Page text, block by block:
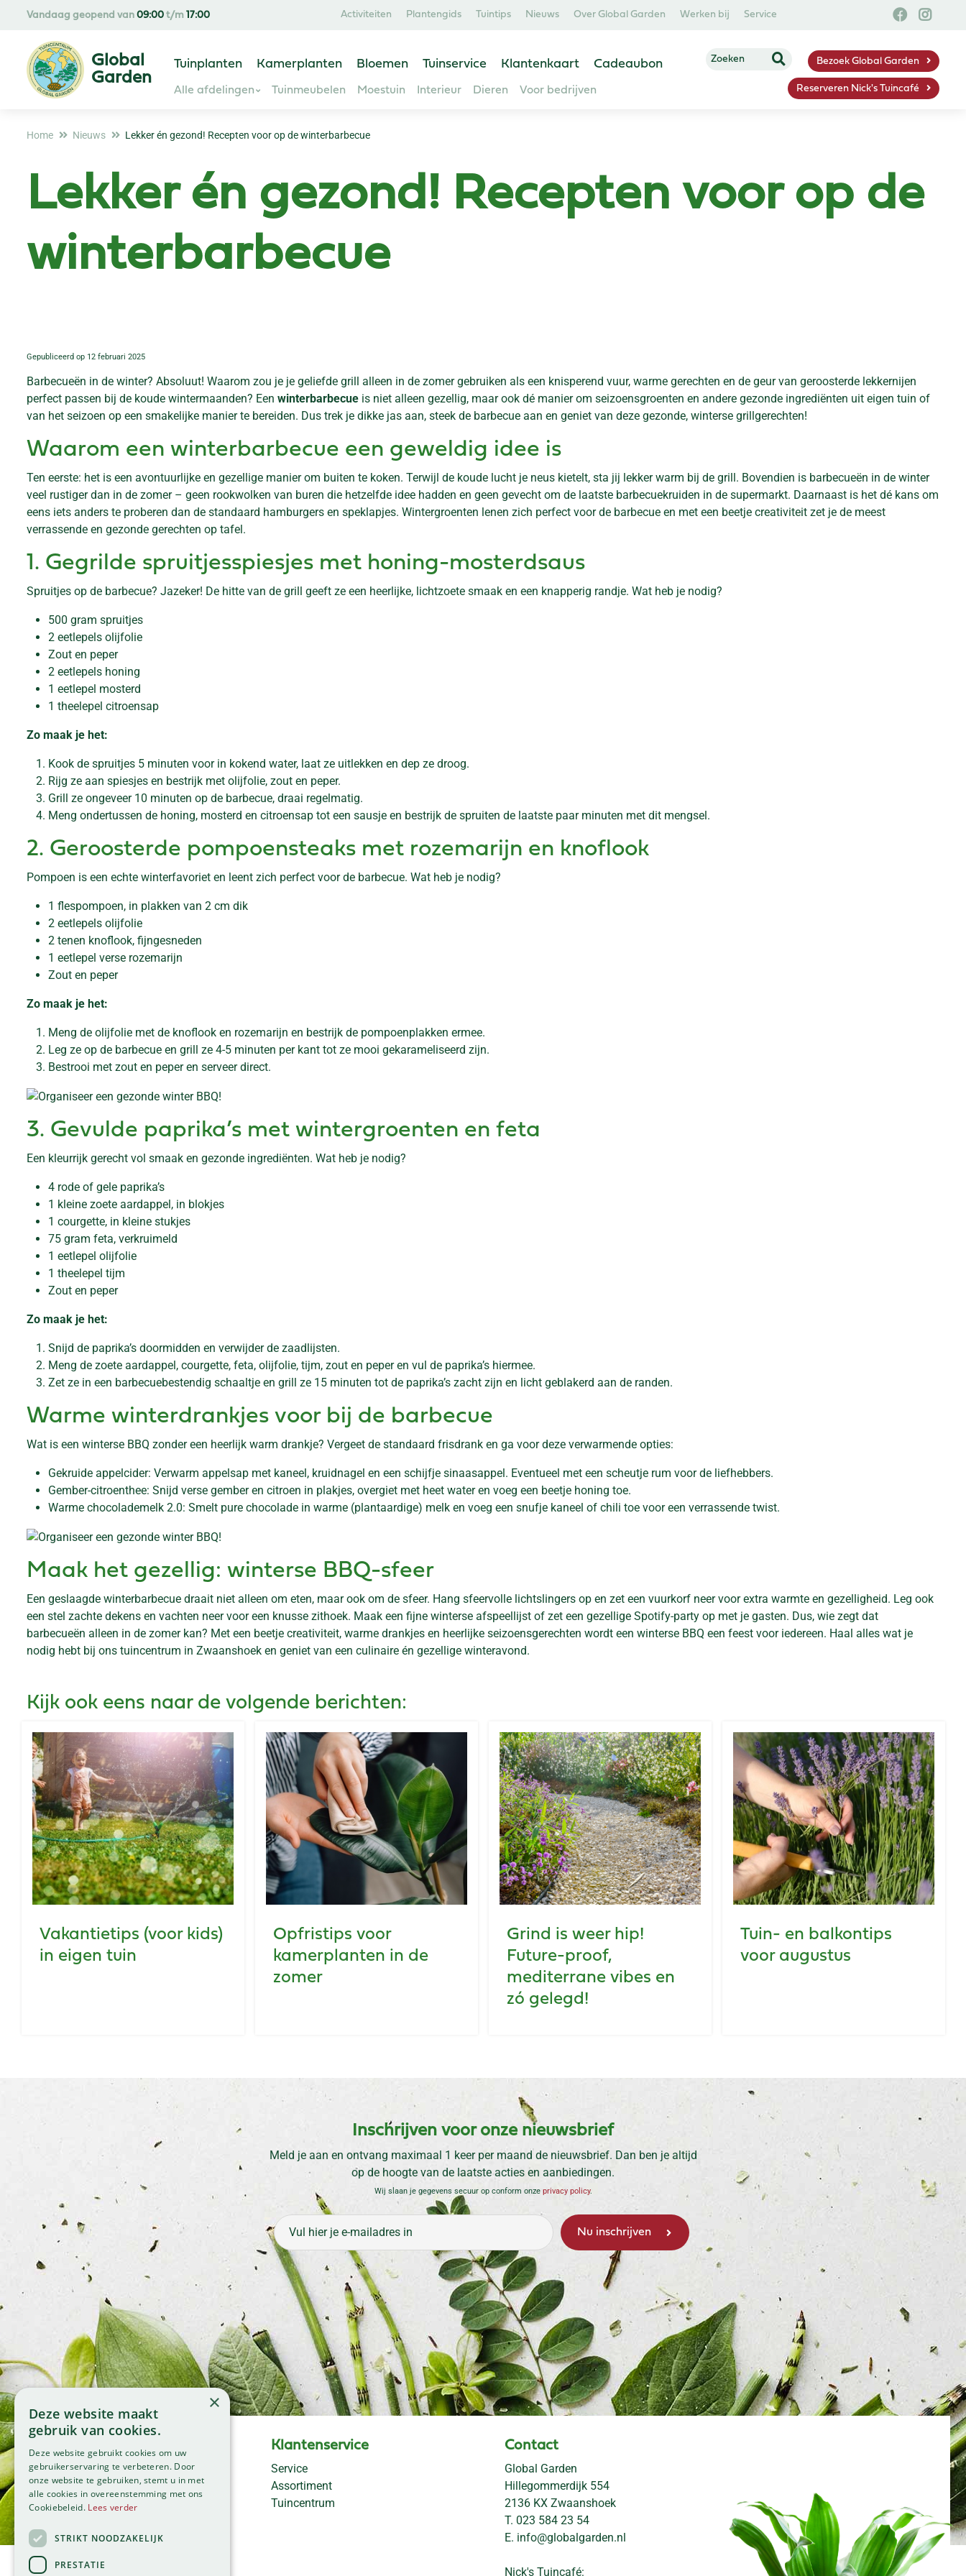
Home Nieuws Lekker én gezond! Recepten voor op de winterbarbecue
Vandaag geopend van 09:00 t/m 17:00 Activiteiten Plantengids Tuintips Nieuws Over Global Garden Werken bij Service
Tuinplanten Kamerplanten Bloemen Tuinservice Klantenkaart Cadeaubon
Alle afdelingen Tuinmeubelen Moestuin Interieur Dieren Voor bedrijven
Bezoek Global Garden
Reserveren Nick's Tuincafé
Lekker én gezond! Recepten voor op de
winterbarbecue
Gepubliceerd op 12 februari 2025
Barbecueën in de winter? Absoluut! Waarom zou je je geliefde grill alleen in de zomer gebruiken als een knisperend vuur, warme gerechten en de geur van geroosterde lekkernijen
perfect passen bij de koude wintermaanden? Een winterbarbecue is niet alleen gezellig, maar ook dé manier om seizoensgroenten en andere gezonde ingrediënten uit eigen tuin of
van het seizoen op een smakelijke manier te bereiden. Dus trek je dikke jas aan, steek de barbecue aan en geniet van deze gezonde, winterse grillgerechten!
Waarom een winterbarbecue een geweldig idee is
Ten eerste: het is een avontuurlijke en gezellige manier om buiten te koken. Terwijl de koude lucht je neus kietelt, sta jij lekker warm bij de grill. Bovendien is barbecueën in de winter
veel rustiger dan in de zomer – geen rookwolken van buren die hetzelfde idee hadden en geen gevecht om de laatste barbecuekruiden in de supermarkt. Daarnaast is het dé kans om
eens iets anders te proberen dan de standaard hamburgers en speklapjes. Wintergroenten lenen zich perfect voor de barbecue en met een beetje creativiteit zet je de meest
verrassende en gezonde gerechten op tafel.
1. Gegrilde spruitjesspiesjes met honing-mosterdsaus
Spruitjes op de barbecue? Jazeker! De hitte van de grill geeft ze een heerlijke, lichtzoete smaak en een knapperig randje. Wat heb je nodig?
500 gram spruitjes
2 eetlepels olijfolie
Zout en peper
2 eetlepels honing
1 eetlepel mosterd
1 theelepel citroensap
Zo maak je het:
Kook de spruitjes 5 minuten voor in kokend water, laat ze uitlekken en dep ze droog.
Rijg ze aan spiesjes en bestrijk met olijfolie, zout en peper.
Grill ze ongeveer 10 minuten op de barbecue, draai regelmatig.
Meng ondertussen de honing, mosterd en citroensap tot een sausje en bestrijk de spruiten de laatste paar minuten met dit mengsel.
2. Geroosterde pompoensteaks met rozemarijn en knoflook
Pompoen is een echte winterfavoriet en leent zich perfect voor de barbecue. Wat heb je nodig?
1 flespompoen, in plakken van 2 cm dik
2 eetlepels olijfolie
2 tenen knoflook, fijngesneden
1 eetlepel verse rozemarijn
Zout en peper
Zo maak je het:
Meng de olijfolie met de knoflook en rozemarijn en bestrijk de pompoenplakken ermee.
Leg ze op de barbecue en grill ze 4-5 minuten per kant tot ze mooi gekarameliseerd zijn.
Bestrooi met zout en peper en serveer direct.
3. Gevulde paprika’s met wintergroenten en feta
Een kleurrijk gerecht vol smaak en gezonde ingrediënten. Wat heb je nodig?
4 rode of gele paprika’s
1 kleine zoete aardappel, in blokjes
1 courgette, in kleine stukjes
75 gram feta, verkruimeld
1 eetlepel olijfolie
1 theelepel tijm
Zout en peper
Zo maak je het:
Snijd de paprika’s doormidden en verwijder de zaadlijsten.
Meng de zoete aardappel, courgette, feta, olijfolie, tijm, zout en peper en vul de paprika’s hiermee.
Zet ze in een barbecuebestendig schaaltje en grill ze 15 minuten tot de paprika’s zacht zijn en licht geblakerd aan de randen.
Warme winterdrankjes voor bij de barbecue
Wat is een winterse BBQ zonder een heerlijk warm drankje? Vergeet de standaard frisdrank en ga voor deze verwarmende opties:
Gekruide appelcider: Verwarm appelsap met kaneel, kruidnagel en een schijfje sinaasappel. Eventueel met een scheutje rum voor de liefhebbers.
Gember-citroenthee: Snijd verse gember en citroen in plakjes, overgiet met heet water en voeg een beetje honing toe.
Warme chocolademelk 2.0: Smelt pure chocolade in warme (plantaardige) melk en voeg een snufje kaneel of chili toe voor een verrassende twist.
Maak het gezellig: winterse BBQ-sfeer
Een geslaagde winterbarbecue draait niet alleen om eten, maar ook om de sfeer. Hang sfeervolle lichtslingers op en zet een vuurkorf neer voor extra warmte en gezelligheid. Leg ook
een stel zachte dekens en vachten neer voor een knusse zithoek. Maak een fijne winterse afspeellijst of zet een gezellige Spotify-party op met je gasten. Dus, wie zegt dat
barbecueën alleen in de zomer kan? Met een beetje creativiteit, warme drankjes en heerlijke seizoensgerechten wordt een winterse BBQ een feest voor iedereen. Haal alles wat je
nodig hebt bij ons tuincentrum in Zwaanshoek en geniet van een culinaire én gezellige winteravond.
Kijk ook eens naar de volgende berichten:
Vakantietips (voor kids)
in eigen tuin
Opfristips voor
kamerplanten in de
zomer
Grind is weer hip!
Future-proof,
mediterrane vibes en
zó gelegd!
Tuin- en balkontips
voor augustus
Inschrijven voor onze nieuwsbrief
Meld je aan en ontvang maximaal 1 keer per maand de nieuwsbrief. Dan ben je altijd
op de hoogte van de laatste acties en aanbiedingen.
Wij slaan je gegevens secuur op conform onze privacy policy.
Maandag
09:00 - 18:00
Dinsdag
09:00 - 18:00
Woensdag
09:00 - 18:00
Vrijdag
09:00 - 18:00
Zondag
Klantenservice
Service
Assortiment
Tuincentrum
Contact
Global Garden
Hillegommerdijk 554
2136 KX Zwaanshoek
T. 023 584 23 54
E. info@globalgarden.nl
Nick's Tuincafé:
×
Deze website maakt
gebruik van cookies.
Deze website gebruikt cookies om uw
gebruikerservaring te verbeteren. Door
onze website te gebruiken, stemt u in met
alle cookies in overeenstemming met ons
Cookiebeleid. Lees verder
STRIKT NOODZAKELIJK
PRESTATIE